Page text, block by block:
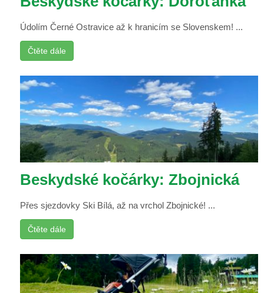
Údolím Černé Ostravice až k hranicím se Slovenskem! ...
Čtěte dále
Beskydské kočárky: Zbojnická
Přes sjezdovky Ski Bílá, až na vrchol Zbojnické! ...
Čtěte dále